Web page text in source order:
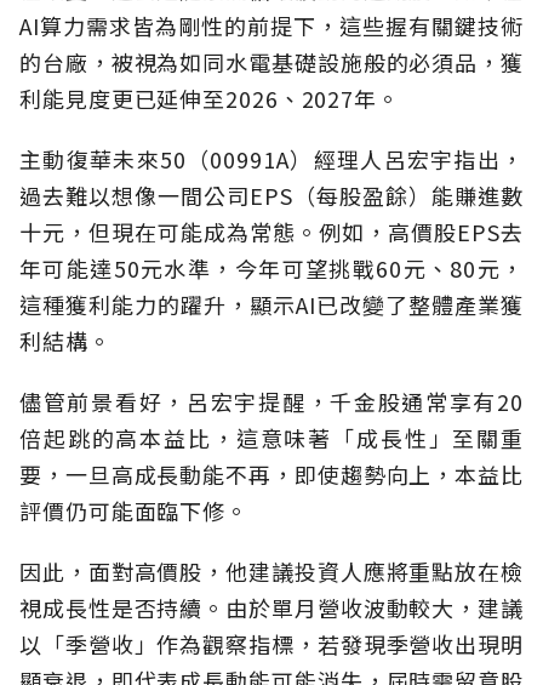
AI算力需求皆為剛性的前提下，這些握有關鍵技術
的台廠，被視為如同水電基礎設施般的必須品，獲
利能見度更已延伸至2026、2027年。
主動復華未來50（00991A）經理人呂宏宇指出，
過去難以想像一間公司EPS（每股盈餘）能賺進數
十元，但現在可能成為常態。例如，高價股EPS去
年可能達50元水準，今年可望挑戰60元、80元，
這種獲利能力的躍升，顯示AI已改變了整體產業獲
利結構。
儘管前景看好，呂宏宇提醒，千金股通常享有20
倍起跳的高本益比，這意味著「成長性」至關重
要，一旦高成長動能不再，即使趨勢向上，本益比
評價仍可能面臨下修。
因此，面對高價股，他建議投資人應將重點放在檢
視成長性是否持續。由於單月營收波動較大，建議
以「季營收」作為觀察指標，若發現季營收出現明